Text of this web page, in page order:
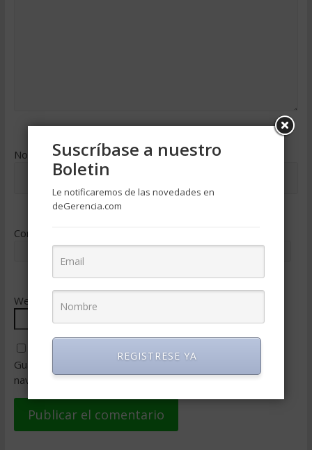
Nombre*
Correo electrónico
Web
Guarda mi nombre, correo electrónico y web en este
navegador para la próxima vez que comente.
Suscríbase a nuestro
Boletin
Le notificaremos de las novedades en
deGerencia.com
REGISTRESE YA